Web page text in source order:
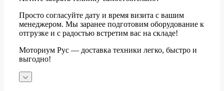
Просто согласуйте дату и время визита с вашим
менеджером. Мы заранее подготовим оборудование к
отгрузке и с радостью встретим вас на складе!
Моториум Рус — доставка техники легко, быстро и
выгодно!